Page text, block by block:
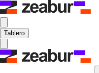
Tablero